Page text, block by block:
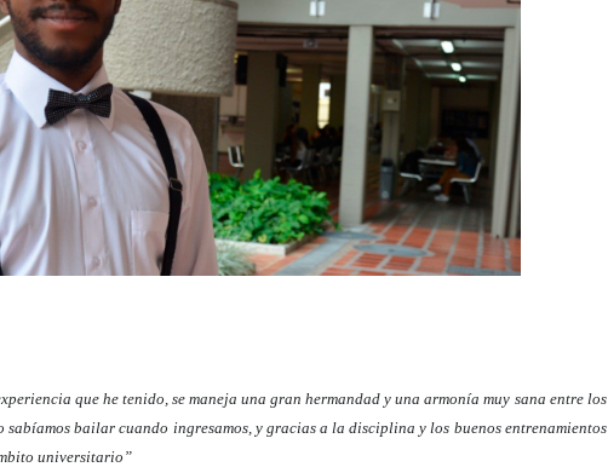
que he tenido, se maneja una gran hermandad y una armonía muy sana entre los
sabíamos bailar cuando ingresamos, y gracias a la disciplina y los buenos entrenamientos
universitario”